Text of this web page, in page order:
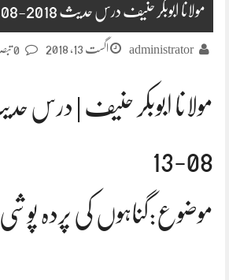
مولانا ابوبکر حنیف درس حدیث 2018-08-13
administrator اگست 13, 2018
08-13
موضوع:گناہوں کی پردہ پوشی